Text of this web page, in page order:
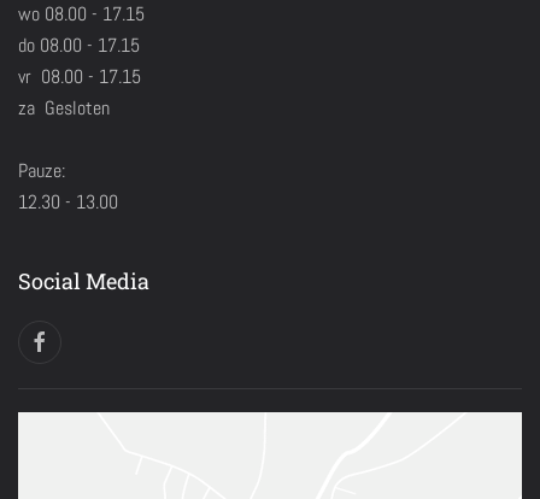
wo 08.00 - 17.15
do 08.00 - 17.15
vr 08.00 - 17.15
za Gesloten
Pauze:
12.30 - 13.00
Social Media